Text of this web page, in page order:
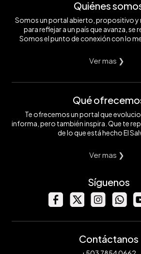
Quiénes
Somos un portal abierto, propositivo
para reflejar a un país que avanza, se
Somos el punto de conexión con lo
Ver mas ❯
Qué
Te ofrecemos un portal que
informa, pero también inspira. Que te
de lo que está hecho El
Ver mas ❯
Síguenos
Contáctanos